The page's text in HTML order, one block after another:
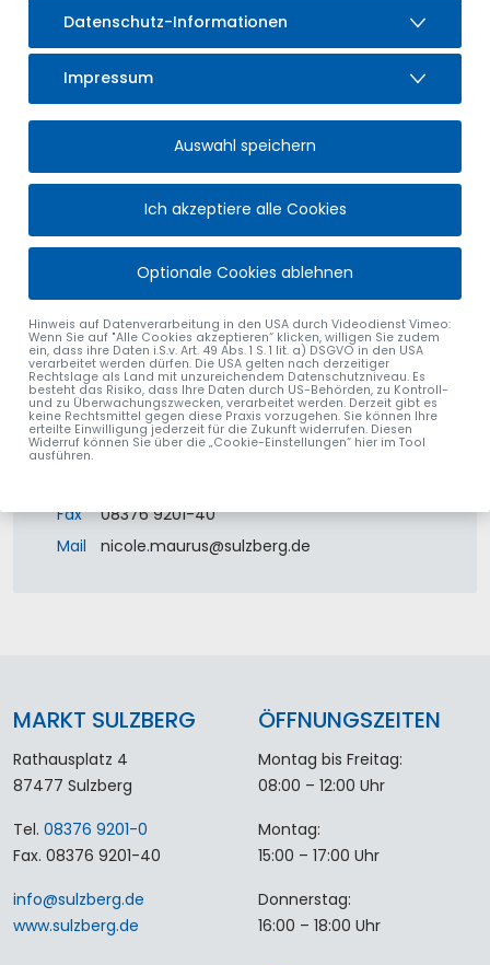
MIRJAM MENZINGER
Bürgerbüro
Bürgerbüro: EG, Zimmer 0.02,
Rathausplatz 4
Tel.
08376 9201-16
08376 9201-40
Mail
mirjam.menzinger@sulzberg.de
NICOLE MAURUS
Standesamt / Bürgerbüro / Friedhof / Umwelt /
Naturschutz / Energie / Abfall / Märkte
Bürgerbüro: EG, Zimmer 0.02,
Standesamt: EG, Zimmer 0.03,
Rathausplatz 4
87477 Sulzberg
Fax
08376 9201-40
Mail
nicole.maurus@sulzberg.de
MARKT SULZBERG
Rathausplatz 4
87477 Sulzberg
Tel. 08376 9201-0
Fax. 08376 9201-40
info@sulzberg.de
www.sulzberg.de
ÖFFNUNGSZEITEN
Montag bis Freitag:
08:00 – 12:00 Uhr
Montag:
15:00 – 17:00 Uhr
Donnerstag:
16:00 – 18:00 Uhr
Datenschutz-Informationen
Impressum
Auswahl speichern
Ich akzeptiere alle Cookies
Optionale Cookies ablehnen
Hinweis auf Datenverarbeitung in den USA durch Videodienst Vimeo:
Wenn Sie auf "Alle Cookies akzeptieren“ klicken, willigen Sie zudem
ein, dass ihre Daten i.S.v. Art. 49 Abs. 1 S. 1 lit. a) DSGVO in den USA
verarbeitet werden dürfen. Die USA gelten nach derzeitiger
Rechtslage als Land mit unzureichendem Datenschutzniveau. Es
besteht das Risiko, dass Ihre Daten durch US-Behörden, zu Kontroll-
und zu Überwachungszwecken, verarbeitet werden. Derzeit gibt es
keine Rechtsmittel gegen diese Praxis vorzugehen. Sie können Ihre
erteilte Einwilligung jederzeit für die Zukunft widerrufen. Diesen
Widerruf können Sie über die „Cookie-Einstellungen“ hier im Tool
ausführen.